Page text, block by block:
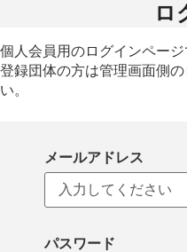
ロ
個人会員用のログインページ
登録団体の方は管理画面側
い。
メールアドレス
パスワード